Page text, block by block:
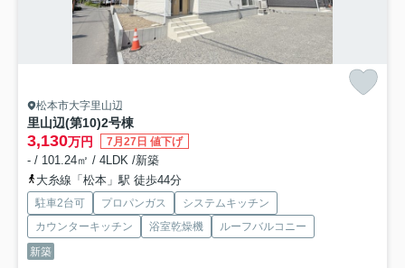
松本市大字里山辺
里山辺(第10)2号棟
3,130万円 7月27日 値下げ
- / 101.24㎡ / 4LDK /新築
大糸線「松本」駅 徒歩44分
駐車2台可 プロパンガス
システムキッチン
カウンターキッチン
浴室乾燥機
ルーフバルコニー
新築